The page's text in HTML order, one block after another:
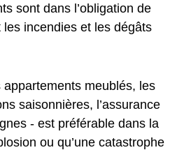
sont dans l’obligation de
les incendies et les dégâts
meublés, les
saisonnières, l’assurance
- est préférable dans la
ou qu’une catastrophe